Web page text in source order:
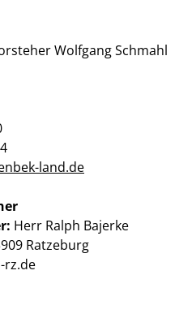
Wolfgang Schmahl
land.de
Herr Ralph Bajerke
Ratzeburg
rz.de